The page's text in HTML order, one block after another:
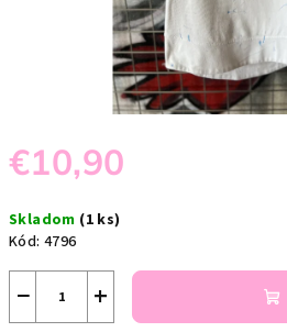
€10,90
cena:
Skladom (1 ks)
Kód: 4796
+
−